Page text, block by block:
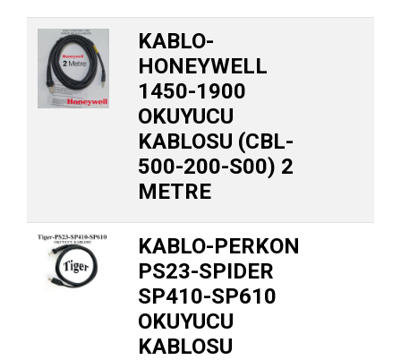
KABLO-
HONEYWELL
1450-1900
OKUYUCU
KABLOSU (CBL-
500-200-S00) 2
METRE
KABLO-PERKON
PS23-SPIDER
SP410-SP610
OKUYUCU
KABLOSU